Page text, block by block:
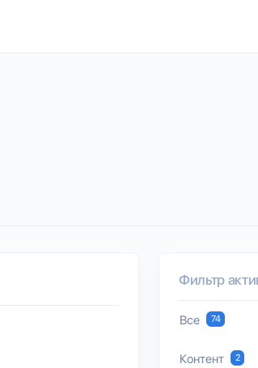
Фильтр
Все 74
Контент 2